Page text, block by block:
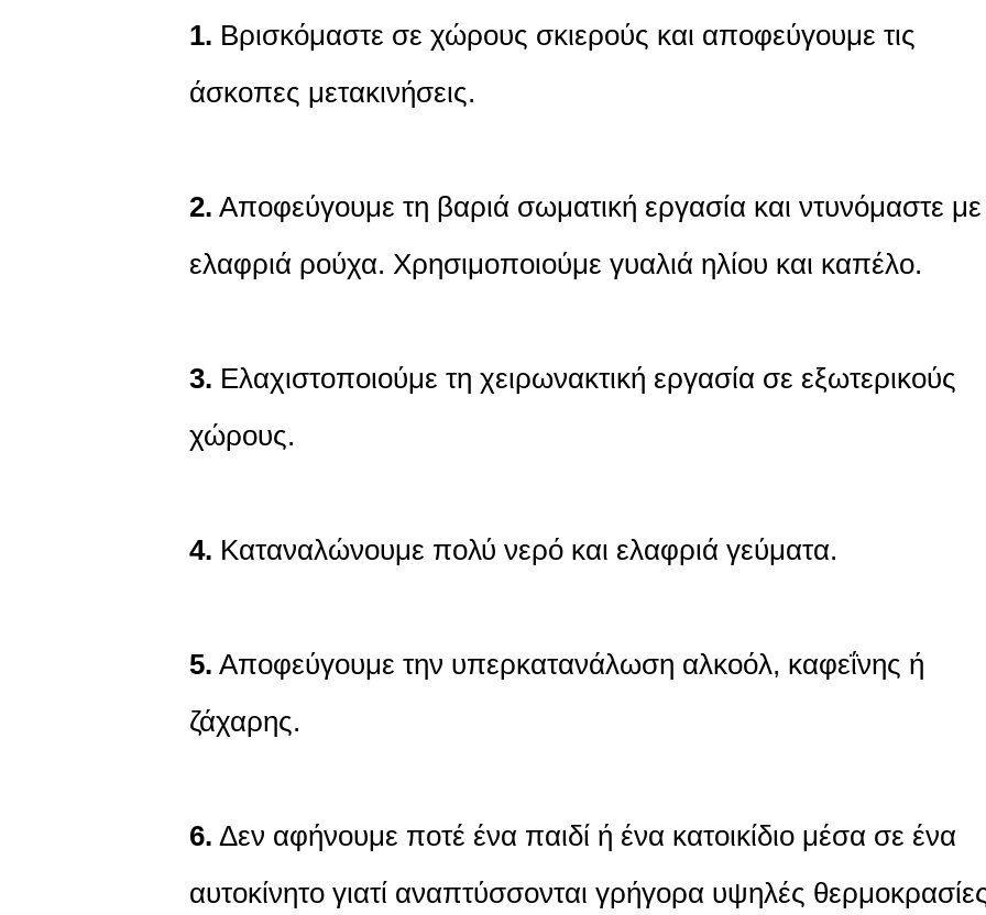
1. Βρισκόμαστε σε χώρους σκιερούς και αποφεύγουμε τις
άσκοπες μετακινήσεις.
2. Αποφεύγουμε τη βαριά σωματική εργασία και ντυνόμαστε με
ελαφριά ρούχα. Χρησιμοποιούμε γυαλιά ηλίου και καπέλο.
3. Ελαχιστοποιούμε τη χειρωνακτική εργασία σε εξωτερικούς
χώρους.
4. Καταναλώνουμε πολύ νερό και ελαφριά γεύματα.
5. Αποφεύγουμε την υπερκατανάλωση αλκοόλ, καφεΐνης ή
ζάχαρης.
6. Δεν αφήνουμε ποτέ ένα παιδί ή ένα κατοικίδιο μέσα σε ένα
αυτοκίνητο γιατί αναπτύσσονται γρήγορα υψηλές